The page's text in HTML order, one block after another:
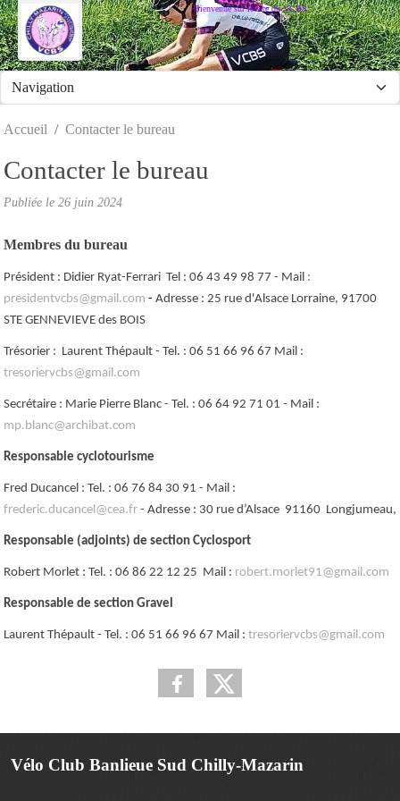
Bienvenue sur le site du VCBS
Accueil Contacter le bureau
Contacter le bureau
Publiée le 26 juin 2024
Membres du bureau
Président : Didier Ryat-Ferrari Tel : 06 43 49 98 77 - Mail :
presidentvcbs@gmail.com - Adresse : 25 rue d'Alsace Lorraine, 91700
STE GENNEVIEVE des BOIS
Trésorier : Laurent Thépault - Tel. : 06 51 66 96 67 Mail :
tresoriervcbs@gmail.com
Secrétaire : Marie Pierre Blanc - Tel. : 06 64 92 71 01 - Mail :
mp.blanc@archibat.com
Responsable cyclotourisme
Fred Ducancel : Tel. : 06 76 84 30 91 - Mail :
frederic.ducancel@cea.fr - Adresse : 30 rue d’Alsace 91160 Longjumeau,
Responsable (adjoints) de section Cyclosport
Robert Morlet : Tel. : 06 86 22 12 25 Mail : robert.morlet91@gmail.com
Responsable de section Gravel
Laurent Thépault - Tel. : 06 51 66 96 67 Mail : tresoriervcbs@gmail.com
Vélo Club Banlieue Sud Chilly-Mazarin
Panneau de gestion des cookies